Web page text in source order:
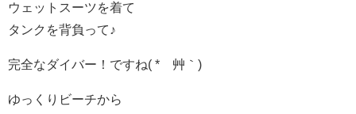
ウェットスーツを着て
タンクを背負って♪
完全なダイバー！ですね( *´艸｀)
ゆっくりビーチから